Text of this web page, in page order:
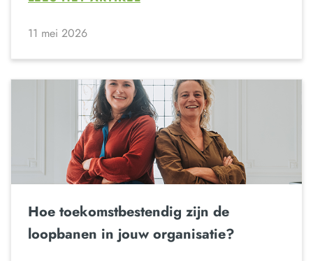
11 mei 2026
Hoe toekomstbestendig zijn de
loopbanen in jouw organisatie?